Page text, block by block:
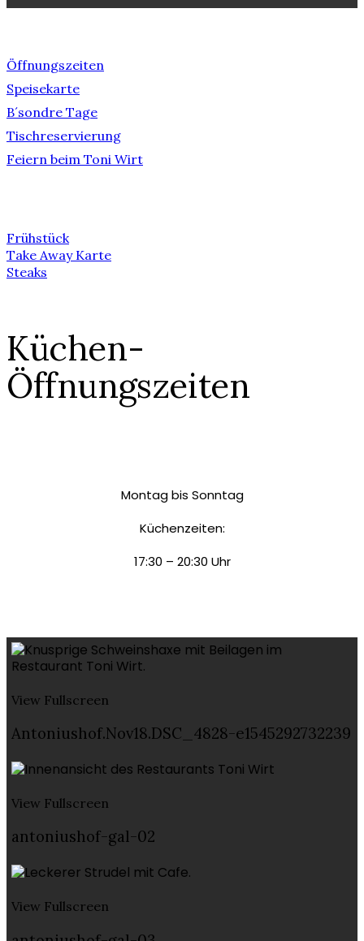
Öffnungszeiten
Speisekarte
B´sondre Tage
Tischreservierung
Feiern beim Toni Wirt
Frühstück
Take Away Karte
Steaks
Küchen-
Öffnungszeiten
Montag bis Sonntag
Küchenzeiten:
17:30 – 20:30 Uhr
View Fullscreen
Antoniushof.Nov18.DSC_4828-e1545292732239
View Fullscreen
antoniushof-gal-02
View Fullscreen